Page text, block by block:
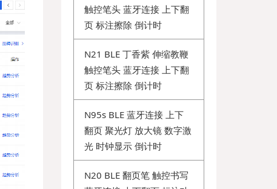
触控笔头 蓝牙连接 上下翻
页 标注擦除 倒计时
N21 BLE 丁香紫 伸缩教鞭
触控笔头 蓝牙连接 上下翻
页 标注擦除 倒计时
N95s BLE 蓝牙连接 上下
翻页 聚光灯 放大镜 数字激
光 时钟显示 倒计时
N20 BLE 翻页笔 触控书写